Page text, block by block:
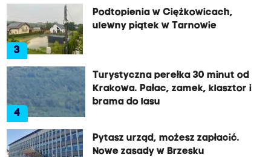
3
Podtopienia w Ciężkowicach,
ulewny piątek w Tarnowie
4
Turystyczna perełka 30 minut od
Krakowa. Pałac, zamek, klasztor i
brama do lasu
Pytasz urząd, możesz zapłacić.
Nowe zasady w Brzesku